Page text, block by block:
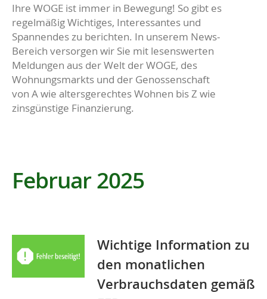
Ihre WOGE ist immer in Bewegung! So gibt es
regelmäßig Wichtiges, Interessantes und
Spannendes zu berichten. In unserem News-
Bereich versorgen wir Sie mit lesenswerten
Meldungen aus der Welt der WOGE, des
Wohnungsmarkts und der Genossenschaft
von A wie altersgerechtes Wohnen bis Z wie
zinsgünstige Finanzierung.
Februar 2025
Wichtige Information zu
den monatlichen
Verbrauchsdaten gemäß